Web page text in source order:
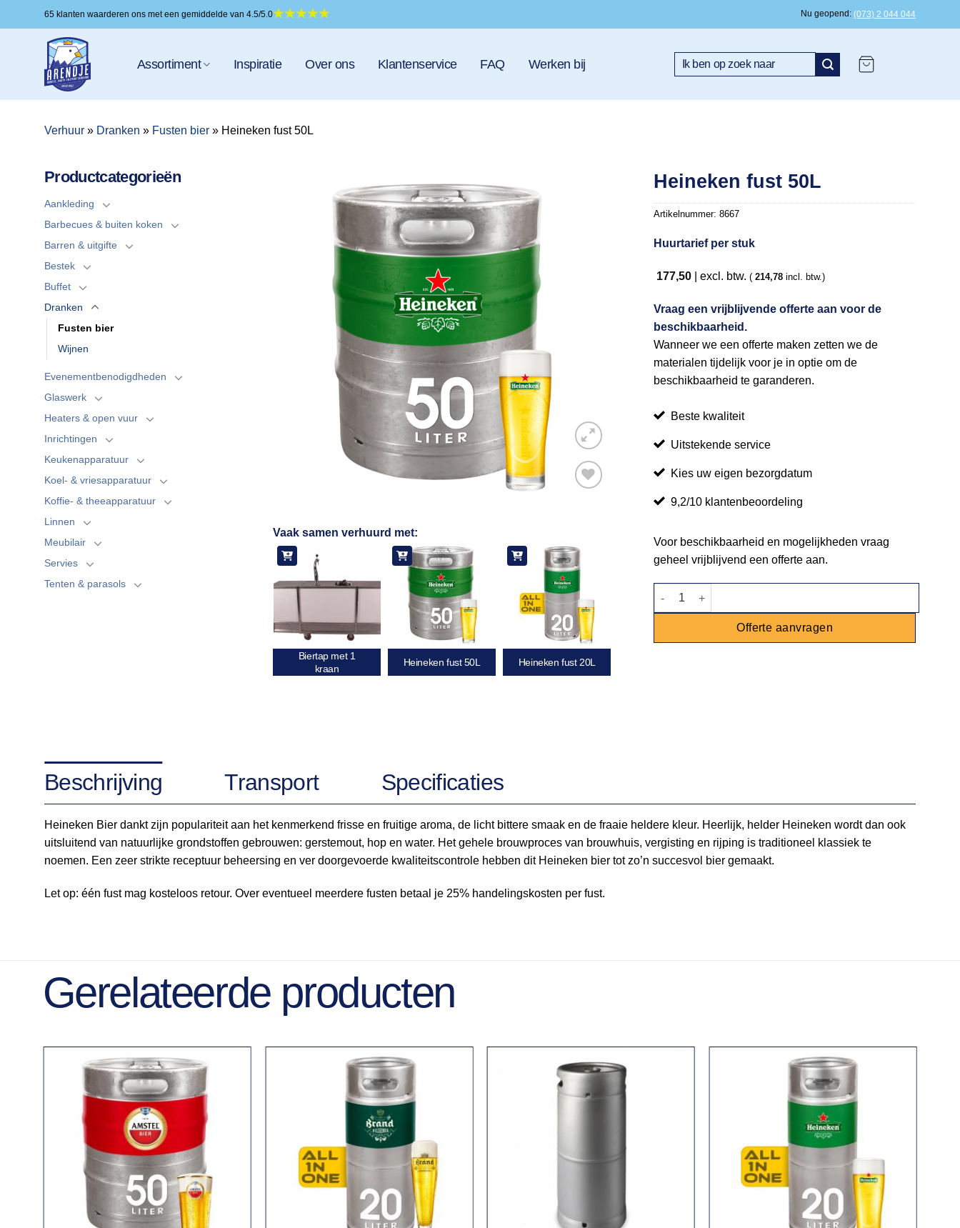
naar
65 klanten waarderen ons met een gemiddelde van 4.5/5.0 Nu geopend (073) 2 044 044
Assortiment Inspiratie Over ons Klantenservice FAQ Werken bij
Zoeken
Verhuur » Dranken » Fusten bier » Heineken fust 50L
Productcategorieën
Aankleding
Barbecues & buiten koken
Barren & uitgifte
Bestek
Buffet
Dranken
Fusten bier
Wijnen
Evenementbenodigdheden
Glaswerk
Heaters & open vuur
Inrichtingen
Keukenapparatuur
Koel- & vriesapparatuur
Koffie- & theeapparatuur
Linnen
Meubilair
Servies
Tenten & parasols
verlanglijst
Vaak samen verhuurd met:
Biertap met 1
kraan
Heineken fust 50L Heineken fust 20L
Heineken fust 50L
Artikelnummer:8667
Huurtarief per stuk
177,50 | excl. btw.( 214,78 incl. btw.)
Vraag een vrijblijvende offerte aan voor de
beschikbaarheid.
Wanneer we een offerte maken zetten we de
materialen tijdelijk voor je in optie om de
beschikbaarheid te garanderen.
Beste kwaliteit
Uitstekende service
Kies uw eigen bezorgdatum
9,2/10 klantenbeoordeling
Voor beschikbaarheid en mogelijkheden vraag
geheel vrijblijvend een offerte aan.
Heineken fust 50L aantal
Offerte aanvragen
Beschrijving Transport Specificaties
Heineken Bier dankt zijn populariteit aan het kenmerkend frisse en fruitige aroma, de licht bittere smaak en de fraaie heldere kleur. Heerlijk, helder Heineken wordt dan ook
uitsluitend van natuurlijke grondstoffen gebrouwen: gerstemout, hop en water. Het gehele brouwproces van brouwhuis, vergisting en rijping is traditioneel klassiek te
noemen. Een zeer strikte receptuur beheersing en ver doorgevoerde kwaliteitscontrole hebben dit Heineken bier tot zo’n succesvol bier gemaakt.
Let op: één fust mag kosteloos retour. Over eventueel meerdere fusten betaal je 25% handelingskosten per fust.
Gerelateerde producten